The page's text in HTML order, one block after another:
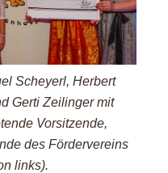
Scheyerl, Herbert
Gerti Zeilinger mit
Vorsitzende,
des Fördervereins
links).